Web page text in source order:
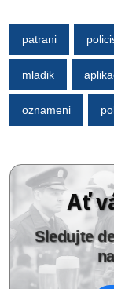
patrani
mladik
oznameni
Ať
Sledujte